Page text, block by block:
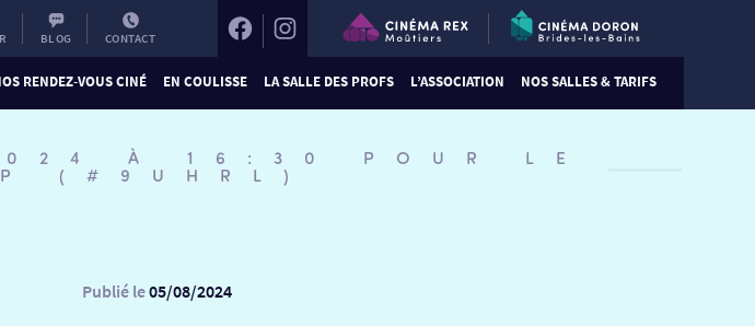
BLOG CONTACT
RENDEZ-VOUS CINÉ EN COULISSE LA SALLE DES PROFS L’ASSOCIATION NOS SALLES & TARIFS
À 16:30 POUR LE
(#9UHRL)
Publié le05/08/2024